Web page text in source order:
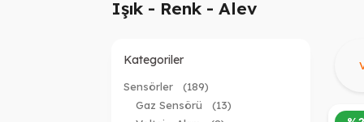
Işık - Renk - Alev
Kategoriler
Sensörler
(189)
Gaz Sensörü
(13)